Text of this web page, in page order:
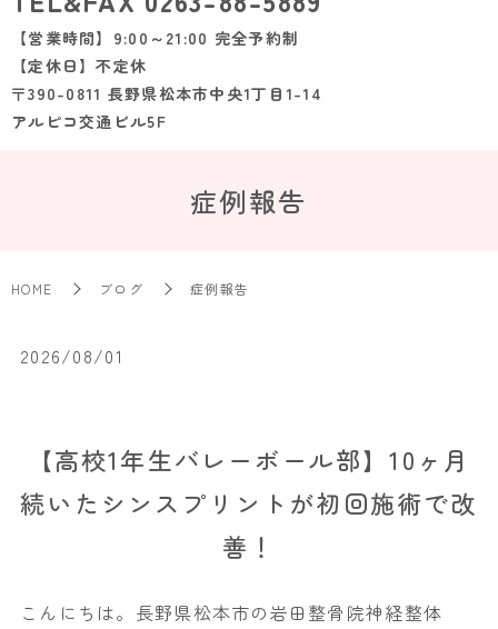
【営業時間】9:00～21:00 完全予約制
【定休日】不定休
〒390-0811 長野県松本市中央1丁目1-14
アルピコ交通ビル5F
症例報告
HOME ブログ 症例報告
2026/08/01
【高校1年生バレーボール部】10ヶ月
続いたシンスプリントが初回施術で改
善！
こんにちは。長野県松本市の岩田整骨院神経整体